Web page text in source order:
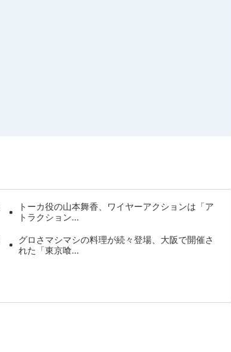
トーカ役の山本舞香、ワイヤーアクションは「ア
トラクション…
グロさマシマシの料理が続々登場、大阪で開催さ
れた「東京喰…